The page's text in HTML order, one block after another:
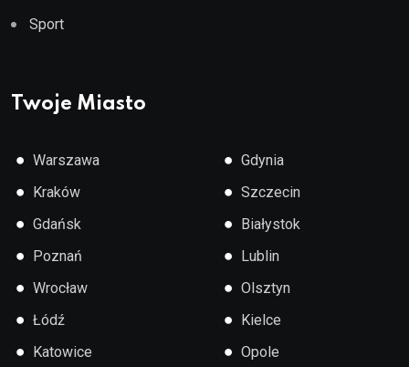
Sport
Twoje Miasto
● Warszawa
● Kraków
● Gdańsk
● Poznań
● Wrocław
● Łódź
● Katowice
● Gdynia
● Szczecin
● Białystok
● Lublin
● Olsztyn
● Kielce
● Opole